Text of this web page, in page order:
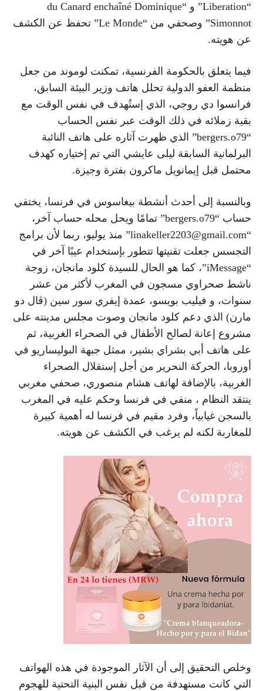
“Liberation” و “du Canard enchaîné Dominique
Simonnot” وصحفي من “Le Monde” تحفظ عن الكشف
عن هويته.
فيما يتعلق بالحكومة الفرنسية، تمكنت لوموند من جعل
منظمة العفو الدولية تحلل هاتف وزير البيئة السابق،
فرانسوا دي روجي، الذي إستُهدف في نفس الوقت مع
بقية زملائه في ذلك الوقت عبر نفس الحساب
“bergers.o79” الذي ظهرت آثاره على هاتف النائبة
البرلمانية السابقة ليلى عايشي التي تم إختياره كهدف
محتمل قبل إيمانويل ماكرون بفترة وجيزة.
وبالنسبة إلى أحدث أنشطة بيغاسوس في فرنسا، يختفي
حساب “bergers.o79” تمامًا ويحل محله حساب آخر،
“linakeller2203@gmail.com” منذ يوليو، ربما لأن برامج
التجسس جعلت تقنيتها تتطور بإستخدام عيبًا آخر في
“iMessage”، كما هو الحال للسيدة كلود مانجان، زوجة
ناشط صحراوي مسجون في المغرب لأكثر من عشر
سنوات، و فيليب بويسو، عمدة إيفري سور سين (ڤال دو
مارن) الذي دعم كلود مانجان وصوت مجلس مدينته على
مشروع إعانة لصالح الأطفال في الصحراء الغربية، ثم
على هاتف أبي بشراي بشير، ممثل جبهة البوليساريو في
أوروبا، الحركة النحرير من أجل إستقلال الصحراء
الغربية، بالإضافة لهاتف هشام منصوري، صحفي مغربي
ينتقد النظام ، منفي في فرنسا وحكم عليه في المغرب
بالسجن غيابياً، وفرد مقيم في فرنسا له أهمية كبيرة
للمغاربة لكنه لم يرغب في الكشف عن هويته.
وخلص التحقيق إلى أن الآثار الموجودة في هذه الهواتف
التي كانت مستهدفة من قبل نفس البنية التحتية للهجوم